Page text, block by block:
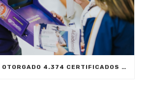
@MEDELLÍN HA OTORGADO 4.374 CERTIFICADOS DURANTE EL 2019